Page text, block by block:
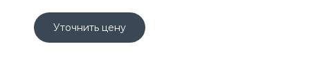
Уточнить цену